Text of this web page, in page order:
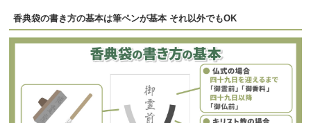
香典袋の書き方の基本は筆ペンが基本 それ以外でもOK